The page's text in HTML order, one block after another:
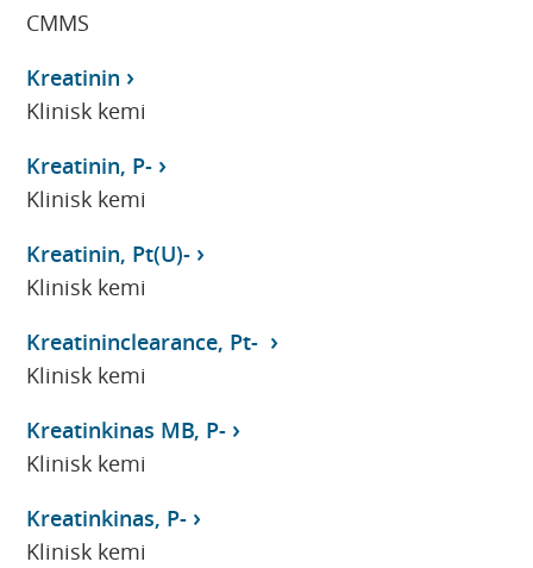
CMMS
Kreatinin
Klinisk kemi
Kreatinin, P-
Klinisk kemi
Kreatinin, Pt(U)-
Klinisk kemi
Kreatininclearance, Pt-
Klinisk kemi
Kreatinkinas MB, P-
Klinisk kemi
Kreatinkinas, P-
Klinisk kemi